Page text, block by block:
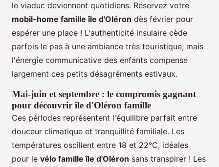
le viaduc deviennent quotidiens. Réservez votre
mobil-home famille île d'Oléron dès février pour
espérer une place ! L'authenticité insulaire cède
parfois le pas à une ambiance très touristique, mais
l'énergie communicative des enfants compense
largement ces petits désagréments estivaux.
Mai-juin et septembre : le compromis gagnant
pour découvrir île d'Oléron famille
Ces périodes représentent l'équilibre parfait entre
douceur climatique et tranquillité familiale. Les
températures oscillent entre 18 et 22°C, idéales
pour le vélo famille île d'Oléron sans transpirer ! Les